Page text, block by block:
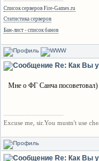
Список серверов Fire-Games.ru
Статистика серверов
Бан-лист - список банов
Re: Как Вы
Мне о ФГ Санча посоветовал)
Excuse me, sir.You mustn't use
Re: Как Вы